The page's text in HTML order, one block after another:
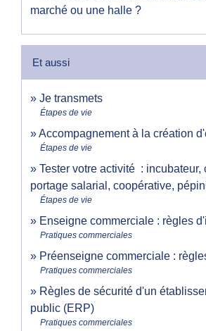
marché ou une halle ?
Et aussi
Je transmets
Étapes de vie
Accompagnement à la création
Étapes de vie
Tester votre activité : incubateur,
portage salarial, coopérative,
Étapes de vie
Enseigne commerciale : règles
Pratiques commerciales
Préenseigne commerciale :
Pratiques commerciales
Règles de sécurité d'un
public (ERP)
Pratiques commerciales